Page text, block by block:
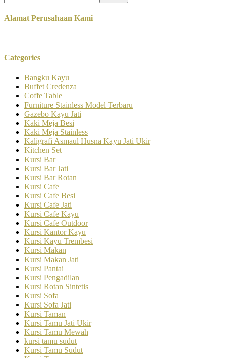
for:
Alamat Perusahaan Kami
Categories
Bangku Kayu
Buffet Credenza
Coffe Table
Furniture Stainless Model Terbaru
Gazebo Kayu Jati
Kaki Meja Besi
Kaki Meja Stainless
Kaligrafi Asmaul Husna Kayu Jati Ukir
Kitchen Set
Kursi Bar
Kursi Bar Jati
Kursi Bar Rotan
Kursi Cafe
Kursi Cafe Besi
Kursi Cafe Jati
Kursi Cafe Kayu
Kursi Cafe Outdoor
Kursi Kantor Kayu
Kursi Kayu Trembesi
Kursi Makan
Kursi Makan Jati
Kursi Pantai
Kursi Pengadilan
Kursi Rotan Sintetis
Kursi Sofa
Kursi Sofa Jati
Kursi Taman
Kursi Tamu Jati Ukir
Kursi Tamu Mewah
kursi tamu sudut
Kursi Tamu Sudut